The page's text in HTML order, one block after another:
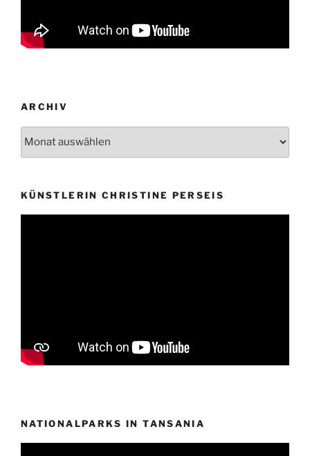
ARCHIV
KÜNSTLERIN CHRISTINE PERSEIS
NATIONALPARKS IN TANSANIA